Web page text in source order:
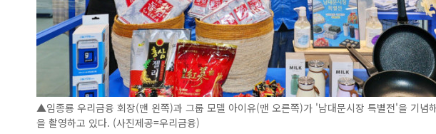
▲임종룡 우리금융 회장(맨 왼쪽)과 그룹 모델 아이유(맨 오른쪽)가 '남대문시장 특별전'을 기념
을 촬영하고 있다. (사진제공=우리금융)